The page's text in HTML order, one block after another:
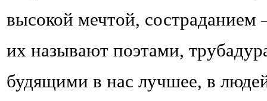
высокой мечтой, состраданием
их называют поэтами,
будящими в нас лучшее, в